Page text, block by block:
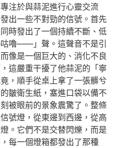
注於與蒜泥進行心靈交流
出一些不對勁的信號。首先
時發出了一個持續不斷、低
嚕——」聲。這聲音不是引
像是一個巨大的、消化不良
這嚴重干擾了他蒜泥的「寧
，順手從桌上拿了一張髒兮
皺衛生紙，塞進口袋以備不
被眼前的景象震驚了。整條
號燈，從東邊到西邊，從高
。它們不是交替閃爍，而是
每一個燈箱都發出了那種